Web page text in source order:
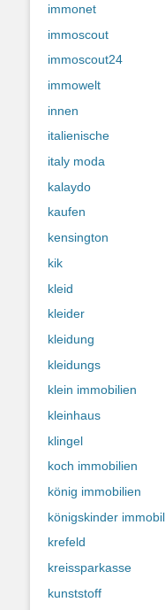
immonet
immoscout
immoscout24
immowelt
innen
italienische
italy moda
kalaydo
kaufen
kensington
kik
kleid
kleider
kleidung
kleidungs
klein immobilien
kleinhaus
klingel
koch immobilien
könig immobilien
königskinder
krefeld
kreissparkasse
kunststoff